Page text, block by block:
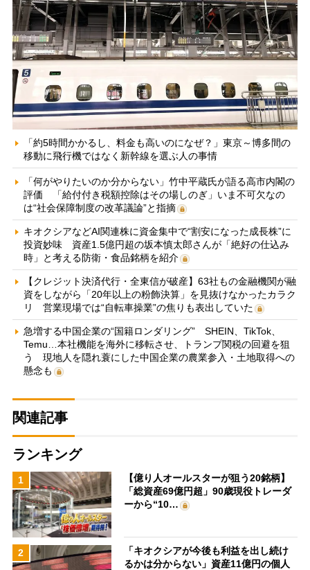
「約5時間かかるし、料金も高いのになぜ？」東京～博多間の
移動に飛行機ではなく新幹線を選ぶ人の事情
「何がやりたいのか分からない」竹中平蔵氏が語る高市内閣の
評価 「給付付き税額控除はその場しのぎ」いま不可欠なの
は“社会保障制度の改革議論”と指摘
キオクシアなどAI関連株に資金集中で“割安になった成長株”に
投資妙味 資産1.5億円超の坂本慎太郎さんが「絶好の仕込み
時」と考える防衛・食品銘柄を紹介
【クレジット決済代行・全東信が破産】63社もの金融機関が融
資をしながら「20年以上の粉飾決算」を見抜けなかったカラク
リ 営業現場では“自転車操業”の焦りも表出していた
急増する中国企業の“国籍ロンダリング” SHEIN、TikTok、
Temu…本社機能を海外に移転させ、トランプ関税の回避を狙
う 現地人を隠れ蓑にした中国企業の農業参入・土地取得への
懸念も
関連記事
ランキング
1
【億り人オールスターが狙う20銘柄】
「総資産69億円超」90歳現役トレーダ
ーから“10…
2
「キオクシアが今後も利益を出し続け
るかは分からない」資産11億円の個人